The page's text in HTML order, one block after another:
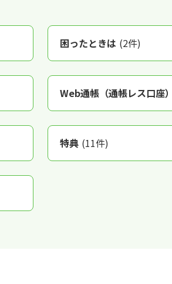
困ったときは (2件)
Web通帳（通帳レス口座
特典 (11件)